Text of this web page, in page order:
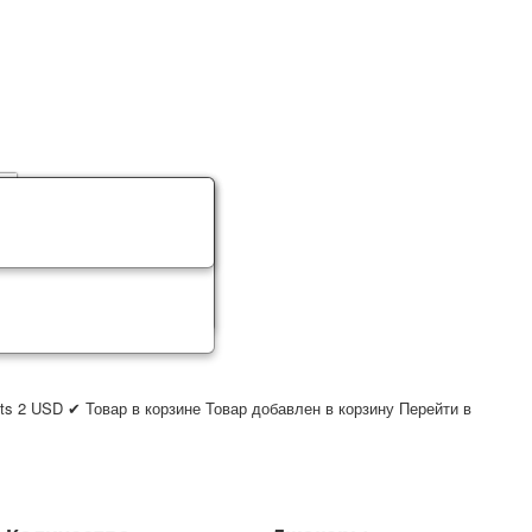
2 USD ✔ Товар в корзине Товар добавлен в корзину Перейти в